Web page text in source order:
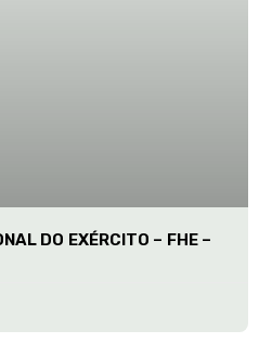
DO EXÉRCITO – FHE –